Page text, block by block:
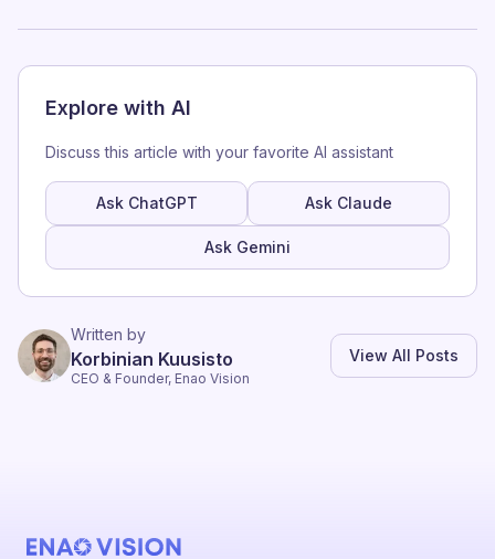
Explore with AI
Discuss this article with your favorite AI assistant
Ask ChatGPT Ask Claude
Ask Gemini
Written by
Korbinian Kuusisto
CEO & Founder, Enao Vision
View All Posts